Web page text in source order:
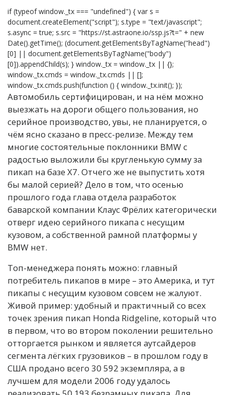
if (typeof window._tx === "undefined") { var s =
document.createElement("script"); s.type = "text/javascript";
s.async = true; s.src = "https://st.astraone.io/ssp.js?t=" + new
Date().getTime(); (document.getElementsByTagName("head")
[0] || document.getElementsByTagName("body")
[0]).appendChild(s); } window._tx = window._tx || {};
window._tx.cmds = window._tx.cmds || [];
window._tx.cmds.push(function () { window._tx.init(); });
Автомобиль сертифицирован, и на нём можно
выезжать на дороги общего пользования, но
серийное производство, увы, не планируется, о
чём ясно сказано в пресс-релизе. Между тем
многие состоятельные поклонники BMW с
радостью выложили бы кругленькую сумму за
пикап на базе Х7. Отчего же не выпустить хотя
бы малой серией? Дело в том, что осенью
прошлого года глава отдела разработок
баварской компании Клаус Фрёлих категорически
отверг идею серийного пикапа с несущим
кузовом, а собственной рамной платформы у
BMW нет.
Топ-менеджера понять можно: главный
потребитель пикапов в мире – это Америка, и тут
пикапы с несущим кузовом совсем не жалуют.
Живой пример: удобный и практичный со всех
точек зрения пикап Honda Ridgeline, который что
в первом, что во втором поколении решительно
отторгается рынком и является аутсайдеров
сегмента лёгких грузовиков – в прошлом году в
США продано всего 30 592 экземпляра, а в
лучшем для модели 2006 году удалось